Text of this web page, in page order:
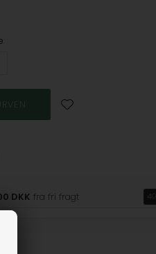
DKK fra fri fragt